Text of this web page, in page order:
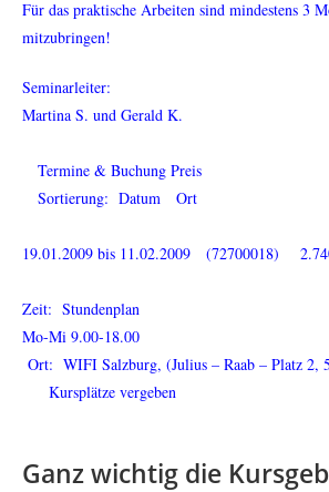
Für das praktische Arbeiten sind mindestens 3
mitzubringen!
Seminarleiter:
Martina S. und Gerald K.
Termine & Buchung Preis
Sortierung: Datum Ort
19.01.2009 bis 11.02.2009 (72700018)
Zeit: Stundenplan
Mo-Mi 9.00-18.00
Ort: WIFI Salzburg, (Julius – Raab – Platz 2,
Kursplätze vergeben
Ganz wichtig die